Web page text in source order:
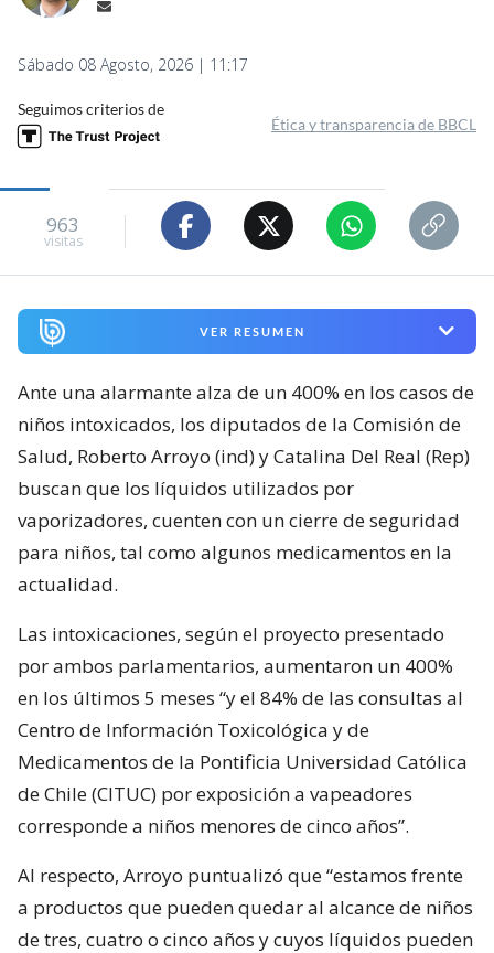
Sábado 08 Agosto, 2026 | 11:17
Seguimos criterios de
Ética y transparencia de BBCL
963
visitas
VER RESUMEN
Ante una alarmante alza de un 400% en los casos de
niños intoxicados, los diputados de la Comisión de
Salud, Roberto Arroyo (ind) y Catalina Del Real (Rep)
buscan que los líquidos utilizados por
vaporizadores, cuenten con un cierre de seguridad
para niños, tal como algunos medicamentos en la
actualidad.
Las intoxicaciones, según el proyecto presentado
por ambos parlamentarios, aumentaron un 400%
en los últimos 5 meses “y el 84% de las consultas al
Centro de Información Toxicológica y de
Medicamentos de la Pontificia Universidad Católica
de Chile (CITUC) por exposición a vapeadores
corresponde a niños menores de cinco años”.
Al respecto, Arroyo puntualizó que “estamos frente
a productos que pueden quedar al alcance de niños
de tres, cuatro o cinco años y cuyos líquidos pueden